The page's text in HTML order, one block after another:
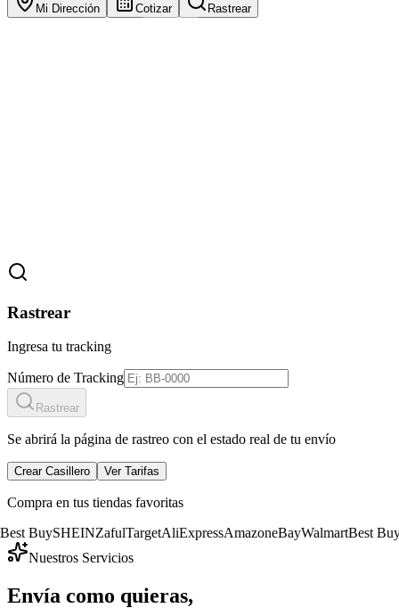
Mi Dirección Cotizar Rastrear
Rastrear
Ingresa tu tracking
Número de Tracking
Rastrear
Se abrirá la página de rastreo con el estado real de tu envío
Crear Casillero Ver Tarifas
Compra en tus tiendas favoritas
SHEINZafulTargetAliExpressAmazoneBayWalmartBest BuySHEIN
Nuestros Servicios
Envía como quieras,